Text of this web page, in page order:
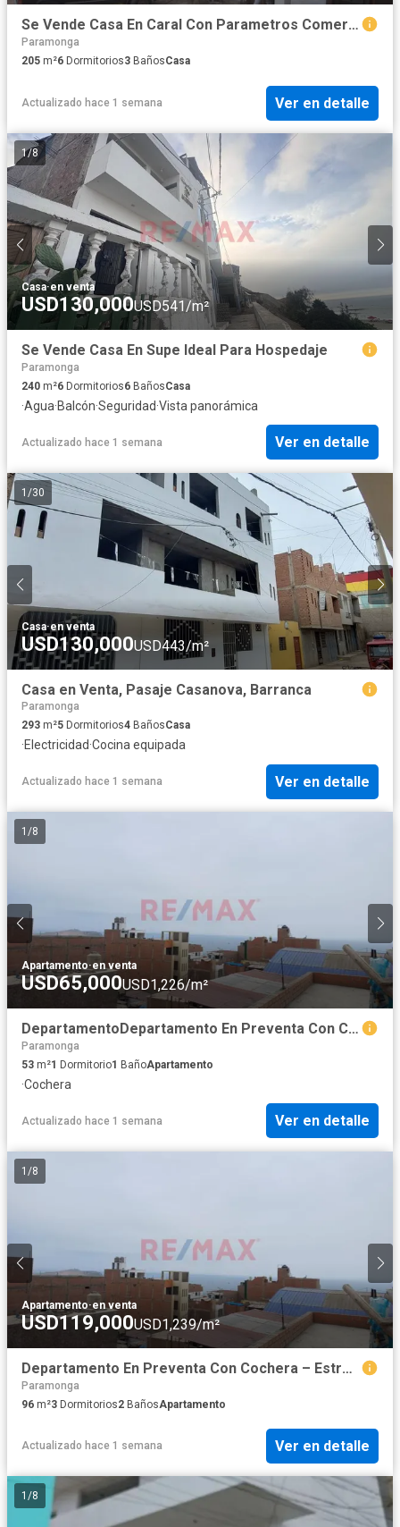
Se Vende Casa En Caral Con Parametros Comerciales
Paramonga
205 m²6 Dormitorios3 BañosCasa
Actualizado hace 1 semana Ver en detalle
1/8
Casa·en venta
USD130,000USD541/m²
Se Vende Casa En Supe Ideal Para Hospedaje
Paramonga
240 m²6 Dormitorios6 BañosCasa
·Agua·Balcón·Seguridad·Vista panorámica
Actualizado hace 1 semana Ver en detalle
1 /30
Casa·en venta
USD130,000USD443/m²
Casa en Venta, Pasaje Casanova, Barranca
Paramonga
293 m²5 Dormitorios4 BañosCasa
·Electricidad·Cocina equipada
Actualizado hace 1 semana Ver en detalle
1 /8
Apartamento·en venta
USD65,000USD1,226/m²
DepartamentoDepartamento En Preventa Con Cochera – Estreno – Centro De Barranca
Paramonga
53 m²1 Dormitorio1 BañoApartamento
·Cochera
Actualizado hace 1 semana Ver en detalle
1 /8
Apartamento·en venta
USD119,000USD1,239/m²
Departamento En Preventa Con Cochera – Estreno – Centro De Barranca
Paramonga
96 m²3 Dormitorios2 BañosApartamento
Actualizado hace 1 semana Ver en detalle
1 /8